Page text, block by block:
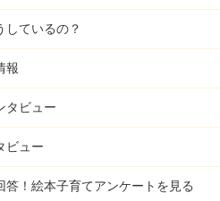
しているの？
報
タビュー
ビュー
答！ 絵本子育てアンケートを見る